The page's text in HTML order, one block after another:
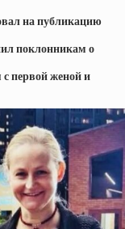
на публикацию
поклонникам о
с первой женой и